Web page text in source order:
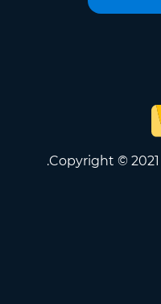
Copyright © 2021 - 2026 Converter App OÜ.